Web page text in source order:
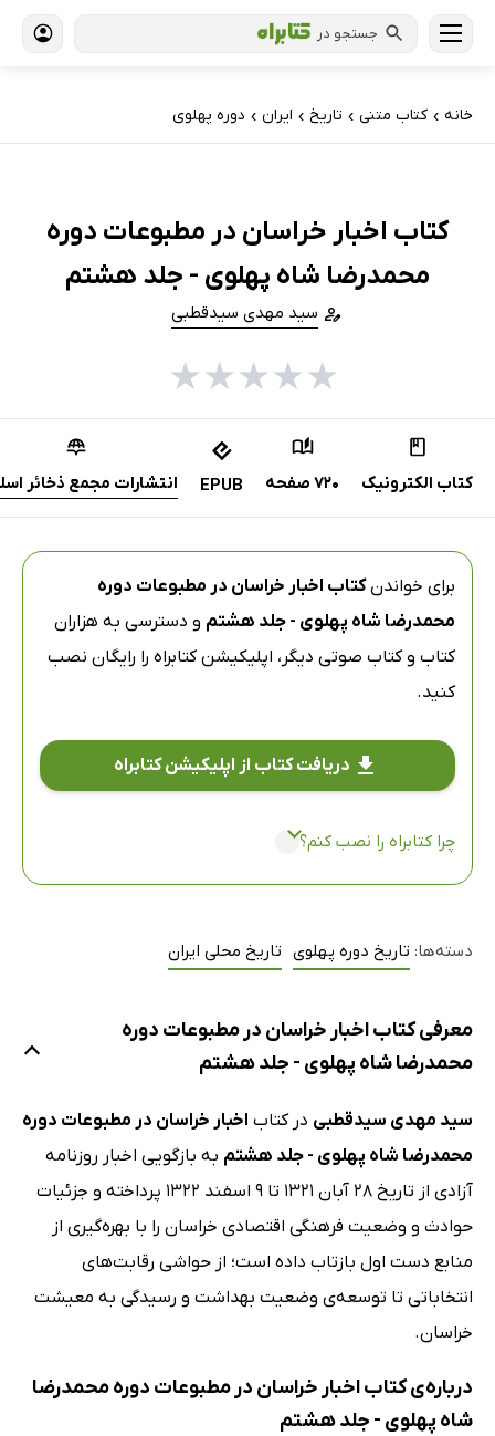
جستجو در
خانه › کتاب‌ متنی › تاریخ › ایران › دوره پهلوی
کتاب اخبار خراسان در مطبوعات دوره
محمدرضا شاه پهلوی - جلد هشتم
سید مهدی سیدقطبی
★
★
★
★
★
کتاب الکترونیک 720 صفحه EPUB انتشارات مجمع ذخائر
برای خواندنکتاب اخبار خراسان در مطبوعات دوره
محمدرضا شاه پهلوی - جلد هشتم و دسترسی به هزاران
کتاب و کتاب صوتی دیگر، اپلیکیشن کتابراه را رایگان نصب
کنید.
دریافت کتاب از اپلیکیشن کتابراه
چرا کتابراه را نصب کنم؟
دسته‌ها: تاریخ دوره پهلوی تاریخ محلی ایران
معرفی کتاب اخبار خراسان در مطبوعات دوره
محمدرضا شاه پهلوی - جلد هشتم
سید مهدی سیدقطبی در کتاب اخبار خراسان در مطبوعات دوره
محمدرضا شاه پهلوی - جلد هشتم به بازگویی اخبار روزنامه
آزادی از تاریخ 28 آبان 1321 تا 9 اسفند 1322 پرداخته و جزئیات
حوادث و وضعیت فرهنگی اقتصادی خراسان را با بهره‌گیری از
منابع دست اول بازتاب داده است؛ از حواشی رقابت‌های
انتخاباتی تا توسعه‌ی وضعیت بهداشت و رسیدگی به معیشت
خراسان.
درباره‌ی کتاب اخبار خراسان در مطبوعات دوره محمدرضا
شاه پهلوی - جلد هشتم